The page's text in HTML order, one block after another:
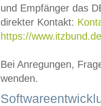
und Empfänger das
direkter Kontakt:
https://
Bei Anregungen,
wenden.